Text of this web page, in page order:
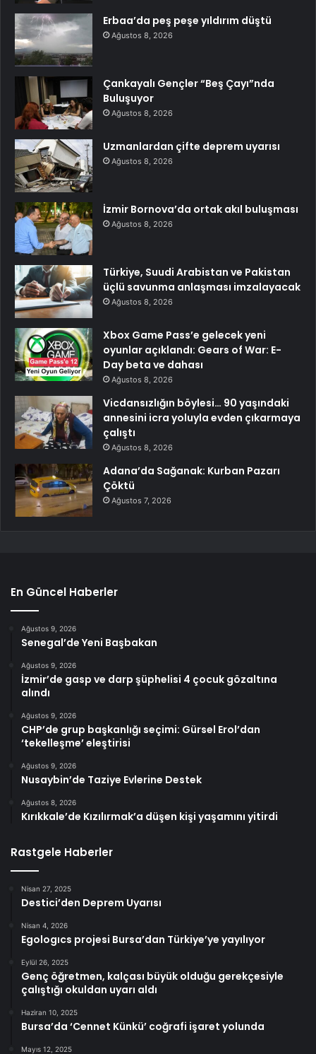
Erbaa’da peş peşe yıldırım düştü
Ağustos 8, 2026
Çankayalı Gençler “Beş Çayı”nda
Buluşuyor
Ağustos 8, 2026
Uzmanlardan çifte deprem uyarısı
Ağustos 8, 2026
İzmir Bornova’da ortak akıl buluşması
Ağustos 8, 2026
Türkiye, Suudi Arabistan ve Pakistan
üçlü savunma anlaşması imzalayacak
Ağustos 8, 2026
Xbox Game Pass’e gelecek yeni
oyunlar açıklandı: Gears of War: E-
Day beta ve dahası
Ağustos 8, 2026
Vicdansızlığın böylesi… 90 yaşındaki
annesini icra yoluyla evden çıkarmaya
çalıştı
Ağustos 8, 2026
Adana’da Sağanak: Kurban Pazarı
Çöktü
Ağustos 7, 2026
En Güncel Haberler
Ağustos 9, 2026
Senegal’de Yeni Başbakan
Ağustos 9, 2026
İzmir’de gasp ve darp şüphelisi 4 çocuk gözaltına
alındı
Ağustos 9, 2026
CHP’de grup başkanlığı seçimi: Gürsel Erol’dan
‘tekelleşme’ eleştirisi
Ağustos 9, 2026
Nusaybin’de Taziye Evlerine Destek
Ağustos 8, 2026
Kırıkkale’de Kızılırmak’a düşen kişi yaşamını yitirdi
Rastgele Haberler
Nisan 27, 2025
Destici’den Deprem Uyarısı
Nisan 4, 2026
Egologıcs projesi Bursa’dan Türkiye’ye yayılıyor
Eylül 26, 2025
Genç öğretmen, kalçası büyük olduğu gerekçesiyle
çalıştığı okuldan uyarı aldı
Haziran 10, 2025
Bursa’da ‘Cennet Künkü’ coğrafi işaret yolunda
Mayıs 12, 2025